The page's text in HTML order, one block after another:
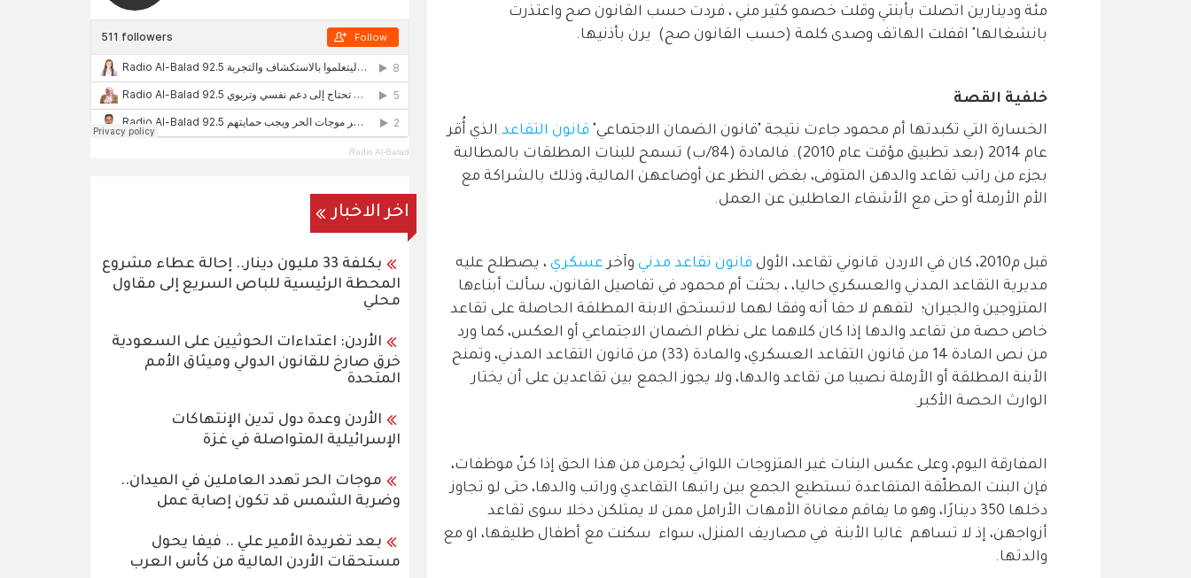
مئة ودينارين اتصلت بأبنتي وقلت خصمو كثير مني ، فردت حسب القانون صح واعتذرت
بانشغالها" اقفلت الهاتف وصدى كلمة (حسب القانون صح) يرن بأذنيها.
خلفية القصة
الخسارة التي تكبدتها أم محمود جاءت نتيجة "قانون الضمان الاجتماعي" قانون التقاعد الذي أُقر
عام 2014 (بعد تطبيق مؤقت عام 2010). فالمادة (84/ب) تسمح للبنات المطلقات بالمطالبة
بجزء من راتب تقاعد والدهن المتوفى، بغض النظر عن أوضاعهن المالية، وذلك بالشراكة مع
الأم الأرملة أو حتى مع الأشقاء العاطلين عن العمل.
قبل م2010، كان في الاردن قانوني تقاعد، الأول قانون تقاعد مدني وآخرعسكري ، يصطلح عليه
مديرية التقاعد المدني والعسكري حاليا، ، بحثت أم محمود في تفاصيل القانون، سألت أبناءها
المتزوجين والجيران؛ لتفهم لا حقا أنه وفقا لهما لاتستحق الابنة المطلقة الحاصلة على تقاعد
خاص حصة من تقاعد والدها إذا كان كلاهما على نظام الضمان الاجتماعي أو العكس، كما ورد
من نص المادة 14 من قانون التقاعد العسكري، والمادة (33) من قانون التقاعد المدني، وتمنح
الأبنة المطلقة أو الأرملة نصيبا من تقاعد والدها، ولا يجوز الجمع بين تقاعدين على أن يختار
الوارث الحصة الأكبر.
المفارقة اليوم، وعلى عكس البنات غير المتزوجات اللواتي يُحرمن من هذا الحق إذا كنّ موظفات،
فإن البنت المطلّقة المتقاعدة تستطيع الجمع بين راتبها التقاعدي وراتب والدها، حتى لو تجاوز
دخلها 350 دينارًا، وهو ما يفاقم معاناة الأمهات الأرامل ممن لا يمتلكن دخلا سوى تقاعد
أزواجهن، إذ لا تساهم غالبا الأبنة في مصاريف المنزل، سواء سكنت مع أطفال طليقها، او مع
والدتها.
Radio Al-Balad
اخر الاخبار
بكلفة 33 مليون دينار.. إحالة عطاء مشروع
المحطة الرئيسية للباص السريع إلى مقاول
محلي
الأردن: اعتداءات الحوثيين على السعودية
خرق صارخ للقانون الدولي وميثاق الأمم
المتحدة
الأردن وعدة دول تدين الإنتهاكات
الإسرائيلية المتواصلة في غزة
موجات الحر تهدد العاملين في الميدان..
وضربة الشمس قد تكون إصابة عمل
بعد تغريدة الأمير علي .. فيفا يحول
مستحقات الأردن المالية من كأس العرب